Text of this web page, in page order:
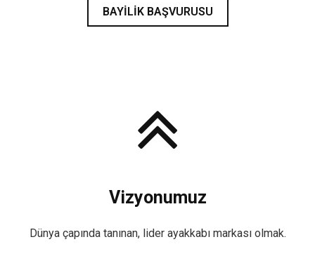
BAYILIK BAŞVURUSU
Vizyonumuz
Dünya çapında tanınan, lider ayakkabı markası olmak.